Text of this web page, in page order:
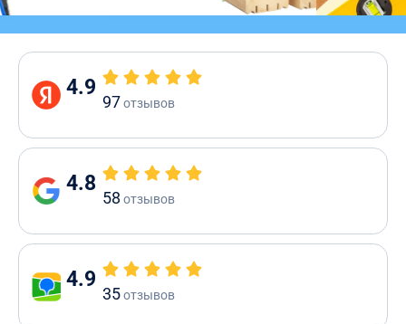
4.9
97отзывов
4.8
58 отзывов
4.9
35отзывов